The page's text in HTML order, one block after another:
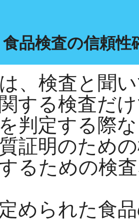
食品検査の信頼性
、検査と聞
する検査だ
判定する際
証明のため
るための検
められた食